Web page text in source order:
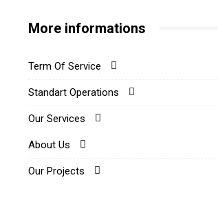
More informations
Term Of Service
Standart Operations
Our Services
About Us
Our Projects